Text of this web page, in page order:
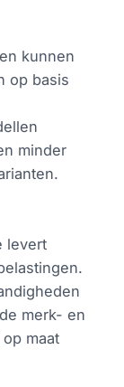
kunnen
op basis
minder
levert
merk- en
maat